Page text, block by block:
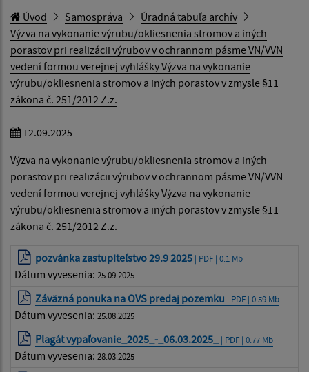
Úvod Samospráva
Úradná tabuľa archív
Výzva na vykonanie výrubu/okliesnenia stromov a iných
porastov pri realizácii výrubov v ochrannom pásme VN/VVN
vedení formou verejnej vyhlášky Výzva na vykonanie
výrubu/okliesnenia stromov a iných porastov v zmysle §11
zákona č. 251/2012 Z.z.
12.09.2025
Výzva na vykonanie výrubu/okliesnenia stromov a iných
porastov pri realizácii výrubov v ochrannom pásme VN/VVN
vedení formou verejnej vyhlášky Výzva na vykonanie
výrubu/okliesnenia stromov a iných porastov v zmysle §11
zákona č. 251/2012 Z.z.
pozvánka zastupiteľstvo 29.9 2025 | PDF | 0.1 Mb
Dátum vyvesenia: 25.09.2025
Záväzná ponuka na OVS predaj pozemku | PDF | 0.59 Mb
Dátum vyvesenia: 25.08.2025
Plagát vypaľovanie_2025_-_06.03.2025_ | PDF | 0.77 Mb
Dátum vyvesenia: 28.03.2025